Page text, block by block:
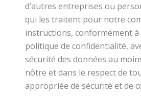
d’autres entreprises ou
qui les traitent pour notre
instructions, conformément à
politique de confidentialité,
sécurité des données au
nôtre et dans le respect de
appropriée de sécurité et de